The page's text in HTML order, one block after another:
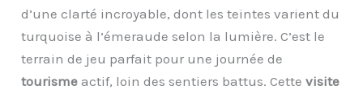
d’une clarté incroyable, dont les teintes varient du
turquoise à l’émeraude selon la lumière. C’est le
terrain de jeu parfait pour une journée de
tourisme actif, loin des sentiers battus. Cettevisite